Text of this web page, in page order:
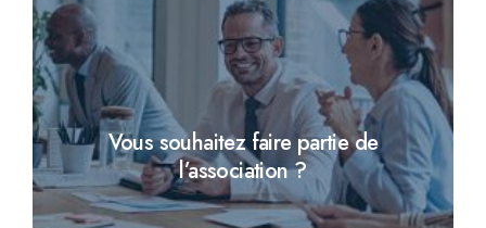
Vous souhaitez faire partie de
l’association ?